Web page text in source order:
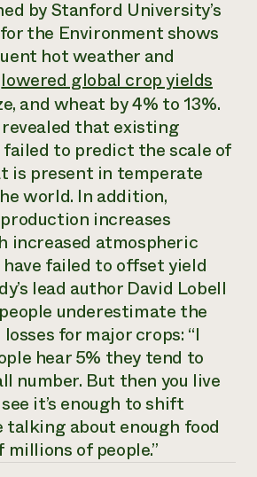
y financieros
2024
locales
agricultura
de productos electrónicos
de NorthWestern Energy
comerciales
residenciales
de información AgriSolar
financiación
un
medios de comunicación
a la
de la
by Stanford University’s
the Environment shows
hot weather and
lowered global crop yields
and wheat by 4% to 13%.
that existing
to predict the scale of
is present in temperate
world. In addition,
increases
increased atmospheric
failed to offset yield
lead author David Lobell
underestimate the
for major crops: “I
hear 5% they tend to
number. But then you live
it’s enough to shift
talking about enough food
of people.”